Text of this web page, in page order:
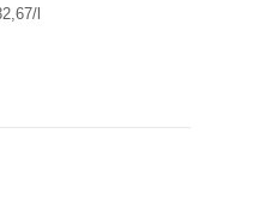
/pro
l